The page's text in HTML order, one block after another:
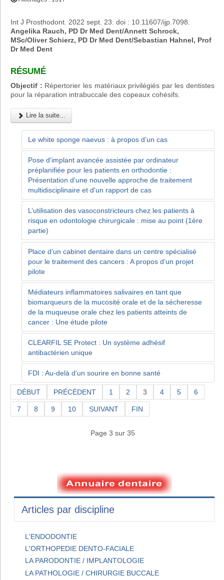
Int J Prosthodont. 2022 sept. 23. doi : 10.11607/ijp.7098.
Angelika Rauch, PD Dr Med Dent/Annett Schrock,
MSc/Oliver Schierz, PD Dr Med Dent/Sebastian Hahnel, Prof
Dr Med Dent
RÉSUMÉ
Objectif : Répertorier les matériaux privilégiés par les dentistes
pour la réparation intrabuccale des copeaux cohésifs.
Lire la suite...
Le white sponge naevus : à propos d’un cas
Pose d'implant avancée assistée par ordinateur
préplanifiée pour les patients en orthodontie :
Présentation d'une nouvelle approche de traitement
multidisciplinaire et d'un rapport de cas
L’utilisation des vasoconstricteurs chez les patients à
risque en odontologie chirurgicale : mise au point (1ère
partie)
Place d’un cabinet dentaire dans un centre spécialisé
pour le traitement des cancers : A propos d’un projet
pilote
Médiateurs inflammatoires salivaires en tant que
biomarqueurs de la mucosité orale et de la sécheresse
de la muqueuse orale chez les patients atteints de
cancer : Une étude pilote
CLEARFIL SE Protect : Un système adhésif
antibactérien unique
FDI : Au-delà d’un sourire en bonne santé
DÉBUT PRÉCÉDENT 1 2 3 4 5 6
7 8 9 10 SUIVANT FIN
Page 3 sur 35
Articles par discipline
L'ENDODONTIE
L'ORTHOPEDIE DENTO-FACIALE
LA PARODONTIE / IMPLANTOLOGIE
LA PATHOLOGIE / CHIRURGIE BUCCALE